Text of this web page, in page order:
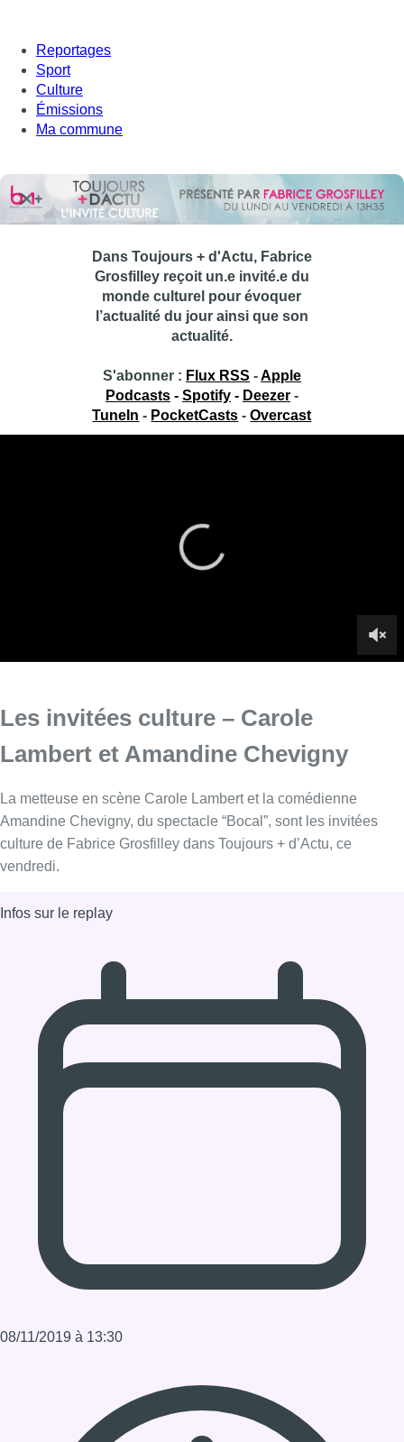
Reportages
Sport
Culture
Émissions
Ma commune
Dans Toujours + d'Actu, Fabrice
Grosfilley reçoit un.e invité.e du
monde culturel pour évoquer
l’actualité du jour ainsi que son
actualité.
S'abonner : Flux RSS -Apple
Podcasts - Spotify- Deezer-
TuneIn - PocketCasts -Overcast
Lambert et Amandine Chevigny
La metteuse en scène Carole Lambert et la comédienne
08/11/2019 à 13:30